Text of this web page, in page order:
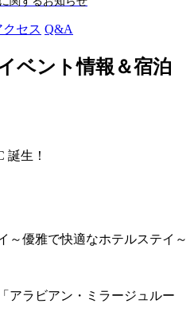
クセス Q&A
ベント情報＆宿泊
誕生！
～優雅で快適なホテルステイ～
アラビアン・ミラージュルー